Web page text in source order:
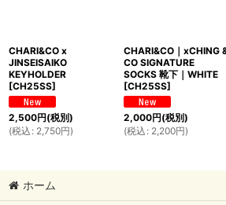
CHARI&CO x
JINSEISAIKO
KEYHOLDER
[CH25SS]
2,500円(税別)
(税込 : 2,750円)
CHARI&CO｜xCHING
CO SIGNATURE
SOCKS 靴下｜WHITE
[CH25SS]
2,000円(税別)
(税込 : 2,200円)
ホーム